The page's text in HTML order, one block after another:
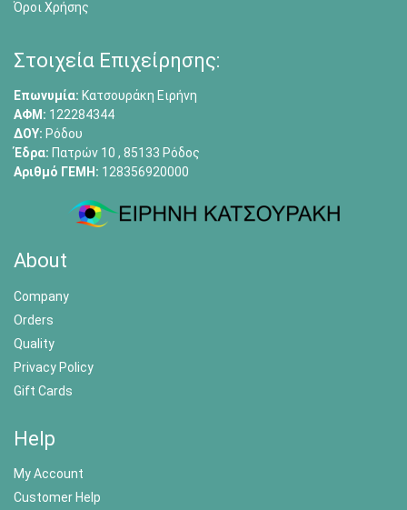
Όροι Χρήσης
Στοιχεία Επιχείρησης:
Επωνυμία: Κατσουράκη Ειρήνη
ΑΦΜ: 122284344
ΔΟΥ: Ρόδου
Έδρα: Πατρών 10 , 85133 Ρόδος
Αριθμό ΓΕΜΗ: 128356920000
About
Company
Orders
Quality
Privacy Policy
Gift Cards
Help
My Account
Customer Help